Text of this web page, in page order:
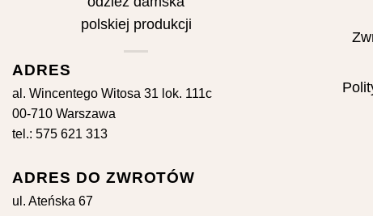
ADRES
al. Wincentego Witosa 31 lok. 111c
00-710 Warszawa
tel.: 575 621 313
ADRES DO ZWROTÓW
ul. Ateńska 67